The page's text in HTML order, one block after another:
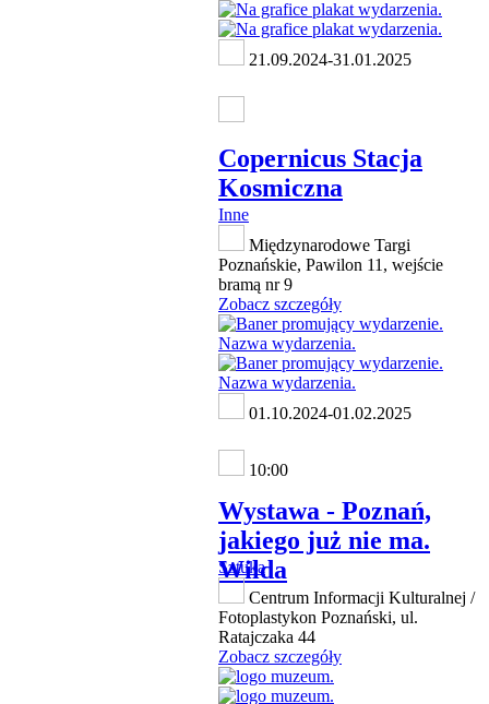
21.09.2024-31.01.2025
Copernicus Stacja
Kosmiczna
Inne
Międzynarodowe Targi
Poznańskie, Pawilon 11, wejście
bramą nr 9
Zobacz szczegóły
01.10.2024-01.02.2025
10:00
Wystawa - Poznań,
jakiego już nie ma.
Wilda
Sztuka
Centrum Informacji Kulturalnej /
Fotoplastykon Poznański, ul.
Ratajczaka 44
Zobacz szczegóły